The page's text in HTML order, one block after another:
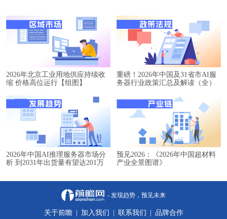
2026年北京工业用地供应持续收
缩 价格高位运行【组图】
重磅！2026年中国及31省市AI服
务器行业政策汇总及解读（全）
2026年中国AI推理服务器市场分
析 到2031年出货量有望达201万
预见2026：《2026年中国超材料
产业全景图谱》
- 发现趋势，预见未来
关于前瞻 加入我们 联系我们 品牌合作